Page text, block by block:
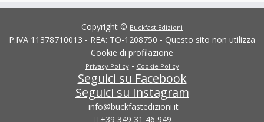
Copyright © Buckfast Edizioni
P.IVA 11378710013 - REA: TO-1208750 - Questo sito non utilizza
Cookie di profilazione
Privacy Policy- Cookie Policy
Seguici su Facebook
Seguici su Instagram
info@buckfastedizioni.it
+39 349 31 46 949